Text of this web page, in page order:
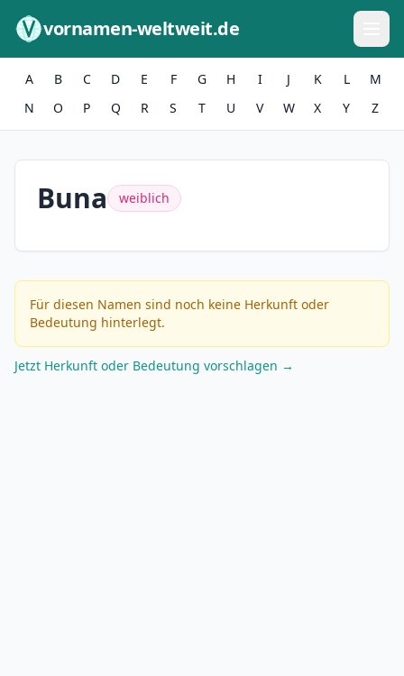
vornamen-weltweit.de
A B C D E F G H I J K L
M
N
O P Q R S T U V W X Y Z
Buna weiblich
Für diesen Namen sind noch keine Herkunft oder
Bedeutung hinterlegt.
Jetzt Herkunft oder Bedeutung vorschlagen →